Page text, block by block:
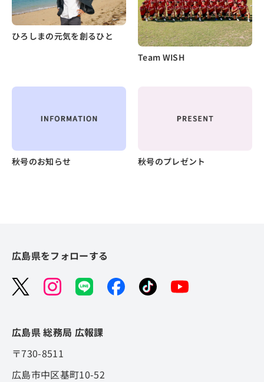
ひろしまの元気を創るひと
Team WISH
秋号のお知らせ 秋号のプレゼント
広島県をフォローする
広島県 総務局 広報課
〒730-8511
広島市中区基町10-52